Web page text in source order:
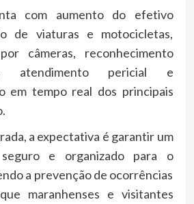
com aumento do efetivo
de viaturas e motocicletas,
câmeras, reconhecimento
atendimento pericial e
em tempo real dos principais
a expectativa é garantir um
e organizado para o
a prevenção de ocorrências
maranhenses e visitantes